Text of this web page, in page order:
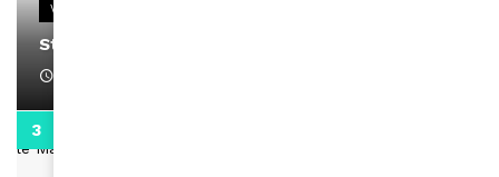
VIDEOS
Stacy passe un message